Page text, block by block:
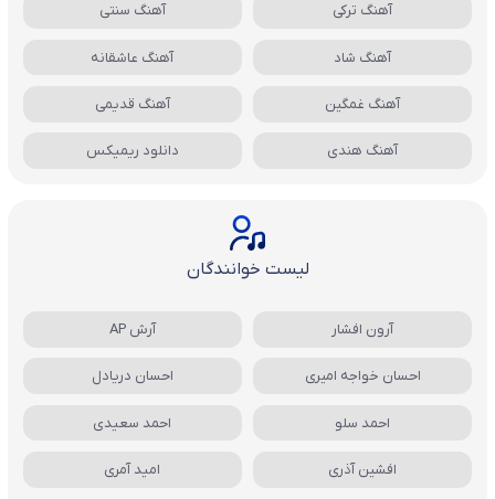
آهنگ ترکی آهنگ سنتی
آهنگ شاد آهنگ عاشقانه
آهنگ غمگین آهنگ قدیمی
آهنگ هندی دانلود ریمیکس
لیست خوانندگان
آرون افشار آرش AP
احسان خواجه امیری احسان دریادل
احمد سلو احمد سعیدی
افشین آذری امید آمری